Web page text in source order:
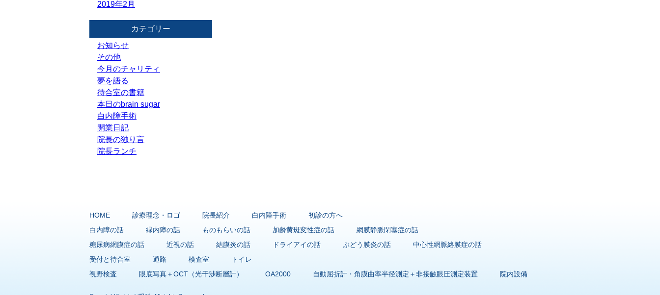
2019年2月
カテゴリー
お知らせ
その他
今月のチャリティ
夢を語る
待合室の書籍
本日のbrain sugar
白内障手術
開業日記
院長の独り言
院長ランチ
HOME 診療理念・ロゴ 院長紹介 白内障手術
初診の方へ
白内障の話
緑内障の話 ものもらいの話 加齢黄斑変性症の話
網膜静脈閉塞症の話
糖尿病網膜症の話
近視の話 結膜炎の話 ドライアイの話 ぶどう膜炎の話
中心性網脈絡膜症の話
受付と待合室
通路 検査室
トイレ
視野検査
眼底写真＋OCT（光干渉断層計） OA2000 自動屈折計・角膜曲率半径測定＋非接触眼圧測定装置 院内設備